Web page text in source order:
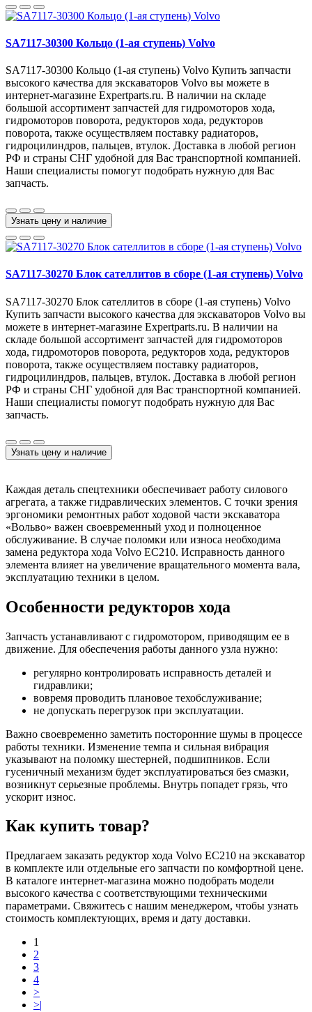
SA7117-30300 Кольцо (1-ая ступень) Volvo
SA7117-30300 Кольцо (1-ая ступень) Volvo Купить запчасти
высокого качества для экскаваторов Volvo вы можете в
интернет-магазине Expertparts.ru. В наличии на складе
большой ассортимент запчастей для гидромоторов хода,
гидромоторов поворота, редукторов хода, редукторов
поворота, также осуществляем поставку радиаторов,
гидроцилиндров, пальцев, втулок. Доставка в любой регион
РФ и страны СНГ удобной для Вас транспортной компанией.
Наши специалисты помогут подобрать нужную для Вас
запчасть.
Узнать цену и наличие
SA7117-30270 Блок сателлитов в сборе (1-ая ступень) Volvo
SA7117-30270 Блок сателлитов в сборе (1-ая ступень) Volvo
Купить запчасти высокого качества для экскаваторов Volvo вы
можете в интернет-магазине Expertparts.ru. В наличии на
складе большой ассортимент запчастей для гидромоторов
хода, гидромоторов поворота, редукторов хода, редукторов
поворота, также осуществляем поставку радиаторов,
гидроцилиндров, пальцев, втулок. Доставка в любой регион
РФ и страны СНГ удобной для Вас транспортной компанией.
Наши специалисты помогут подобрать нужную для Вас
запчасть.
Узнать цену и наличие
Каждая деталь спецтехники обеспечивает работу силового
агрегата, а также гидравлических элементов. С точки зрения
эргономики ремонтных работ ходовой части экскаватора
«Вольво» важен своевременный уход и полноценное
обслуживание. В случае поломки или износа необходима
замена редуктора хода Volvo EC210. Исправность данного
элемента влияет на увеличение вращательного момента вала,
эксплуатацию техники в целом.
Особенности редукторов хода
Запчасть устанавливают с гидромотором, приводящим ее в
движение. Для обеспечения работы данного узла нужно:
регулярно контролировать исправность деталей и
гидравлики;
вовремя проводить плановое техобслуживание;
не допускать перегрузок при эксплуатации.
Важно своевременно заметить посторонние шумы в процессе
работы техники. Изменение темпа и сильная вибрация
указывают на поломку шестерней, подшипников. Если
гусеничный механизм будет эксплуатироваться без смазки,
возникнут серьезные проблемы. Внутрь попадет грязь, что
ускорит износ.
Как купить товар?
Предлагаем заказать редуктор хода Volvo EC210 на экскаватор
в комплекте или отдельные его запчасти по комфортной цене.
В каталоге интернет-магазина можно подобрать модели
высокого качества с соответствующими техническими
параметрами. Свяжитесь с нашим менеджером, чтобы узнать
стоимость комплектующих, время и дату доставки.
1
2
3
4
>
>|